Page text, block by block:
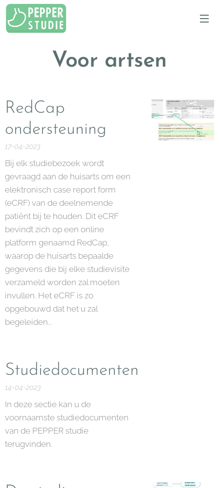
Voor artsen
RedCap
ondersteuning
17-04-2023
Bij elk studiebezoek wordt
gevraagd aan de huisarts om een
elektronisch case report form
(eCRF) van de deelnemende
patiënt bij te houden. Dit eCRF
bevindt zich op een online
platform genaamd RedCap,
waarop de huisarts bepaalde
gegevens die bij elke studievisite
verzameld worden zal moeten
invullen. Het eCRF is zo
opgebouwd dat het u zal
begeleiden...
Studiedocumenten
14-04-2023
In deze sectie kan u de
voornaamste studiedocumenten
van de PEPPER studie
terugvinden.